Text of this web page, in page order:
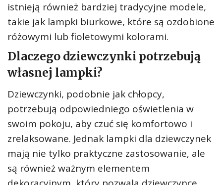
istnieją również bardziej tradycyjne modele,
takie jak lampki biurkowe, które są ozdobione
różowymi lub fioletowymi kolorami.
Dlaczego dziewczynki potrzebują
własnej lampki?
Dziewczynki, podobnie jak chłopcy,
potrzebują odpowiedniego oświetlenia w
swoim pokoju, aby czuć się komfortowo i
zrelaksowane. Jednak lampki dla dziewczynek
mają nie tylko praktyczne zastosowanie, ale
są również ważnym elementem